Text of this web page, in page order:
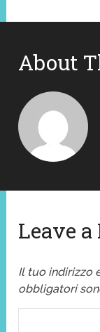
About
Leave
Il tuo indirizzo
obbligatori